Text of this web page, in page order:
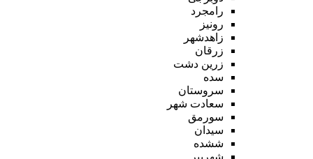
رامجرد
رونیز
زاهدشهر
زرقان
زرین دشت
سده
سروستان
سعادت شهر
سورمق
سیدان
ششده
شهرپیر